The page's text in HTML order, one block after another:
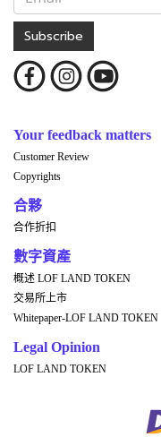
Subscribe
Your feedback matters
Customer Review
Copyrights
合夥
合作折扣
數字資產
概述 LOF LAND TOKEN
交易所上市
Whitepaper-LOF LAND TOKEN
Legal Opinion
LOF LAND TOKEN